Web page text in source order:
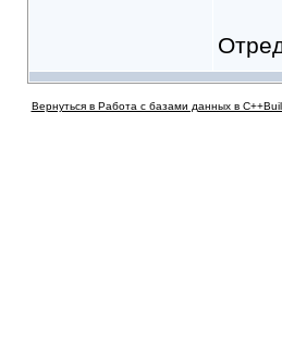
Вернуться в Работа с базами данных в